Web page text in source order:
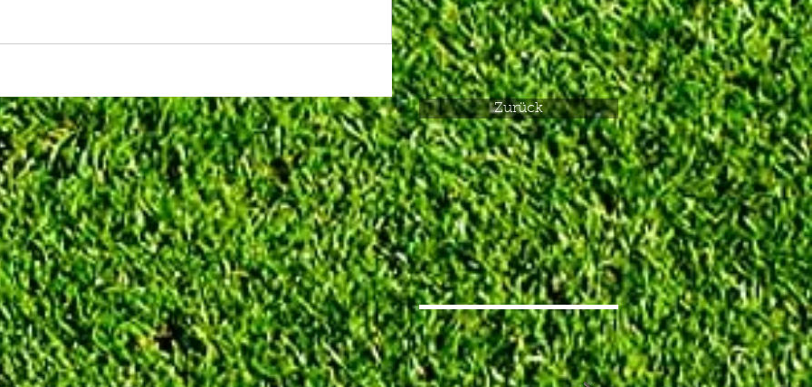
Zurück